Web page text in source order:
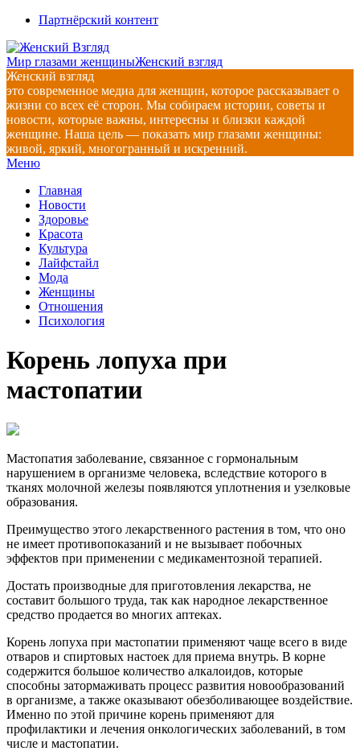
Перейти
содержимому
Партнёрский контент
Мир глазами женщиныЖенский взгляд
Женский взгляд
это современное медиа для женщин, которое рассказывает о
жизни со всех её сторон. Мы собираем истории, советы и
новости, которые важны, интересны и близки каждой
женщине. Наша цель — показать мир глазами женщины:
живой, яркий, многогранный и искренний.
Главное
меню
Меню
Главная
Новости
Здоровье
Красота
Культура
Лайфстайл
Мода
Женщины
Отношения
Психология
Корень лопуха при
мастопатии
Мастопатия заболевание, связанное с гормональным
нарушением в организме человека, вследствие которого в
тканях молочной железы появляются уплотнения и узелковые
образования.
Преимущество этого лекарственного растения в том, что оно
не имеет противопоказаний и не вызывает побочных
эффектов при применении с медикаментозной терапией.
Достать производные для приготовления лекарства, не
составит большого труда, так как народное лекарственное
средство продается во многих аптеках.
Корень лопуха при мастопатии применяют чаще всего в виде
отваров и спиртовых настоек для приема внутрь. В корне
содержится большое количество алкалоидов, которые
способны затормаживать процесс развития новообразований
в организме, а также оказывают обезболивающее воздействие.
Именно по этой причине корень применяют для
профилактики и лечения онкологических заболеваний, в том
числе и мастопатии.